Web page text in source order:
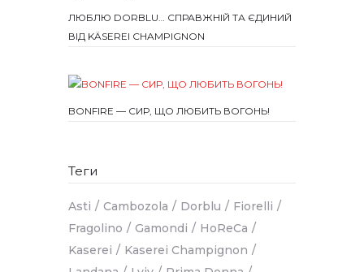
ЛЮБЛЮ DORBLU… СПРАВЖНІЙ ТА ЄДИНИЙ
ВІД KÄSEREI CHAMPIGNON
BONFIRE — СИР, ЩО ЛЮБИТЬ ВОГОНЬ!
Теги
Asti Cambozola Dorblu
Fiorelli
Fragolino
Gamondi
HoReCa
Kaserei
Kaserei Champignon